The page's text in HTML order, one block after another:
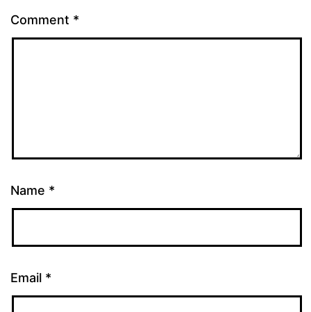
Comment *
Name *
Email *